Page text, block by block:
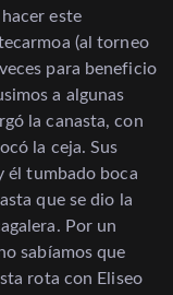
este
(al torneo
para beneficio
a algunas
la canasta, con
la ceja. Sus
él tumbado boca
que se dio la
Por un
sabíamos que
rota con Eliseo